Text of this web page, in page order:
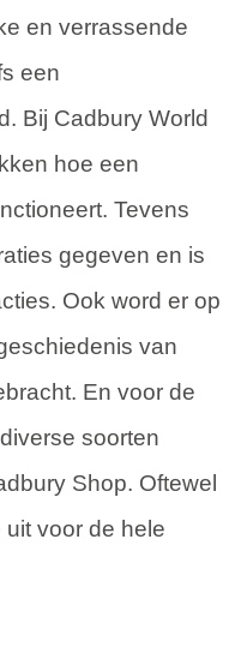
en verrassende
een
Bij Cadbury World
hoe een
Tevens
gegeven en is
Ook word er op
van
En voor de
soorten
Shop. Oftewel
voor de hele